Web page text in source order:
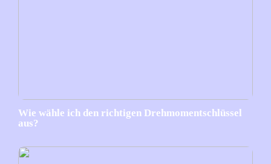
Wie wähle ich den richtigen Drehmomentschlüssel
aus?